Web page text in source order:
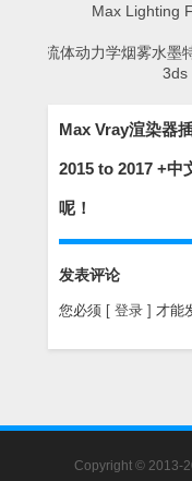
Max Lighting
Max流体动力学烟雾水
3ds
Max Vray渲染器
2015 to 2017 +中
呢！
发表评论
您必须 [ 登录 ] 才能
Copyright © 2013-